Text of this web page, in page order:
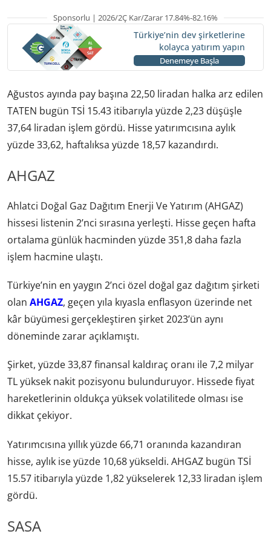
Sponsorlu | 2026/2Ç Kar/Zarar 17.84%-82.16%
Türkiye’nin dev şirketlerine
kolayca yatırım yapın
Denemeye Başla
Ağustos ayında pay başına 22,50 liradan halka arz edilen
TATEN bugün TSİ 15.43 itibarıyla yüzde 2,23 düşüşle
37,64 liradan işlem gördü. Hisse yatırımcısına aylık
yüzde 33,62, haftalıksa yüzde 18,57 kazandırdı.
AHGAZ
Ahlatci Doğal Gaz Dağıtım Enerji Ve Yatırım (AHGAZ)
hissesi listenin 2’nci sırasına yerleşti. Hisse geçen hafta
ortalama günlük hacminden yüzde 351,8 daha fazla
işlem hacmine ulaştı.
Türkiye’nin en yaygın 2’nci özel doğal gaz dağıtım şirketi
olan AHGAZ, geçen yıla kıyasla enflasyon üzerinde net
kâr büyümesi gerçekleştiren şirket 2023’ün aynı
döneminde zarar açıklamıştı.
Şirket, yüzde 33,87 finansal kaldıraç oranı ile 7,2 milyar
TL yüksek nakit pozisyonu bulunduruyor. Hissede fiyat
hareketlerinin oldukça yüksek volatilitede olması ise
dikkat çekiyor.
Yatırımcısına yıllık yüzde 66,71 oranında kazandıran
hisse, aylık ise yüzde 10,68 yükseldi. AHGAZ bugün TSİ
15.57 itibarıyla yüzde 1,82 yükselerek 12,33 liradan işlem
gördü.
SASA